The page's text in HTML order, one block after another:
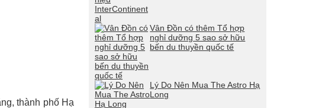
thành phố Hạ
Vân Đồn có thêm Tổ hợp
nghỉ dưỡng 5 sao sở hữu
bến du thuyền quốc tế
Lý Do Nên Mua The Astro Hạ
Long